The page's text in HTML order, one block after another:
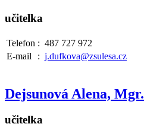
učitelka
Telefon : 487 727 972
E-mail
: j.dufkova@zsulesa.cz
Dejsunová Alena, Mgr.
učitelka